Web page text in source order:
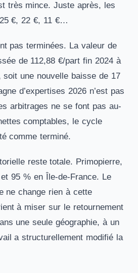
très mince. Juste après, les
€, 22 €, 11 €…
pas terminées. La valeur de
de 112,88 €/part fin 2024 à
soit une nouvelle baisse de 17
d’expertises 2026 n’est pas
arbitrages ne se font pas au-
comptables, le cycle
comme terminé.
reste totale. Primopierre,
95 % en Île-de-France. Le
ne change rien à cette
à miser sur le retournement
une seule géographie, à un
a structurellement modifié la